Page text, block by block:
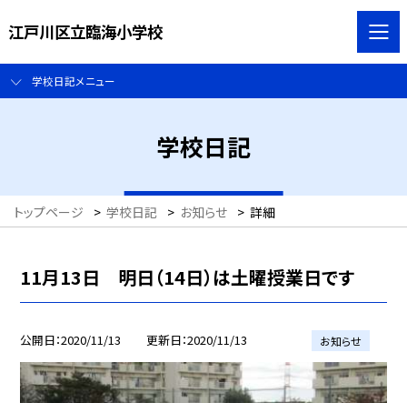
江戸川区立臨海小学校
学校日記メニュー
学校日記
トップページ > 学校日記 > お知らせ > 詳細
11月13日 明日（14日）は土曜授業日です
公開日 2020/11/13 更新日 2020/11/13 お知らせ